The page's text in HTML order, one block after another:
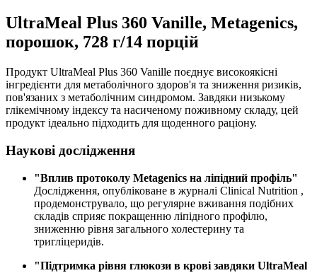
UltraMeal Plus 360 Vanille, Metagenics,
порошок, 728 г/14 порцій
Продукт UltraMeal Plus 360 Vanille поєднує високоякісні
інгредієнти для метаболічного здоров'я та зниження ризиків,
пов'язаних з метаболічним синдромом. Завдяки низькому
глікемічному індексу та насиченому поживному складу, цей
продукт ідеально підходить для щоденного раціону.
Наукові дослідження
"Вплив протоколу Metagenics на ліпідний профіль"
Дослідження, опубліковане в журналі Clinical Nutrition ,
продемонструвало, що регулярне вживання подібних
складів сприяє покращенню ліпідного профілю,
зниженню рівня загального холестерину та
тригліцеридів.
"Підтримка рівня глюкози в крові завдяки UltraMeal